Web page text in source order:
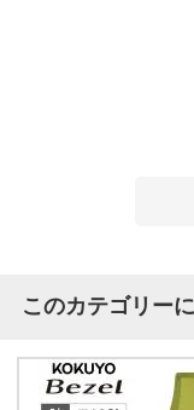
このカテゴリー